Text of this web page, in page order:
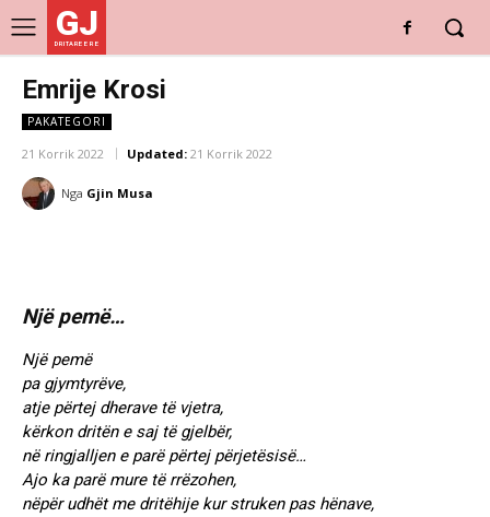
GJ
DRITARE E RE
Emrije Krosi
PAKATEGORI
21 Korrik 2022 Updated: 21 Korrik 2022
Nga Gjin Musa
Një pemë…
Një pemë
pa gjymtyrëve,
atje përtej dherave të vjetra,
kërkon dritën e saj të gjelbër,
në ringjalljen e parë përtej përjetësisë…
Ajo ka parë mure të rrëzohen,
nëpër udhët me dritëhije kur struken pas hënave,